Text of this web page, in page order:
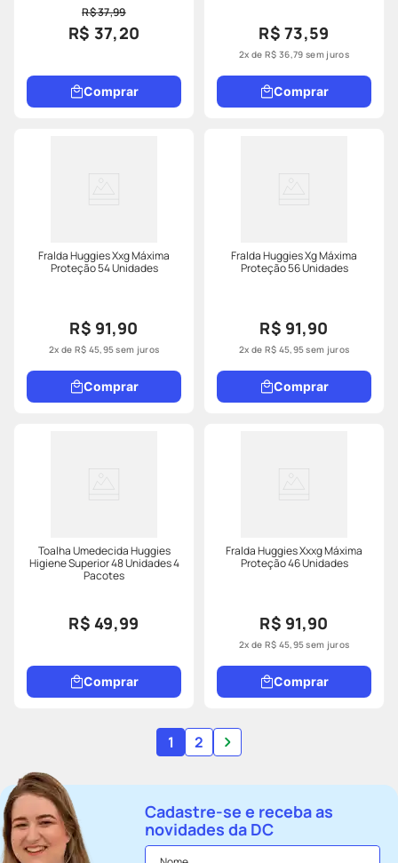
R$ 37,99
R$ 37,20
Comprar
R$ 73,59
2x deR$ 36,79 sem juros
Comprar
Fralda Huggies Xxg Máxima
Proteção 54 Unidades
R$ 91,90
2x de R$ 45,95sem juros
Comprar
Fralda Huggies Xg Máxima
Proteção 56 Unidades
R$ 91,90
2x de R$ 45,95sem juros
Comprar
Toalha Umedecida Huggies
Higiene Superior 48 Unidades 4
Pacotes
R$ 49,99
Comprar
Fralda Huggies Xxxg Máxima
Proteção 46 Unidades
R$ 91,90
2x de R$ 45,95sem juros
Comprar
1 2
Cadastre-se e receba as
novidades da DC